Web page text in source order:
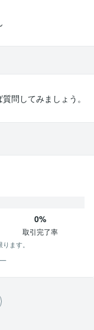
問してみましょう。
0%
取引完了率
ます。